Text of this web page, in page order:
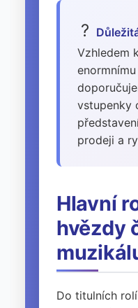
?
Vzhledem
vstupenky
prodeji a
Hlavní
hvězdy
Do titulních